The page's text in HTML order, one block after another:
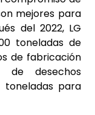
mejores para
del 2022, LG
toneladas de
de fabricación
de desechos
para